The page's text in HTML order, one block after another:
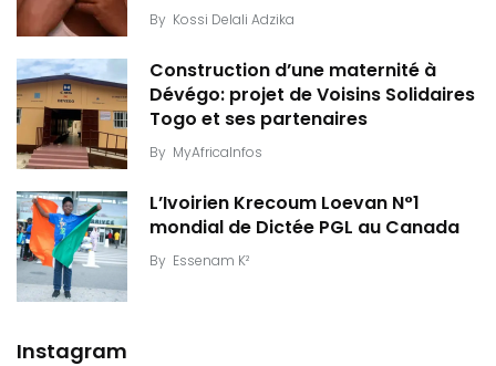
By Kossi Delali Adzika
Construction d’une maternité à
Dévégo: projet de Voisins Solidaires
Togo et ses partenaires
By MyAfricaInfos
L’Ivoirien Krecoum Loevan N°1
mondial de Dictée PGL au Canada
By Essenam K²
Instagram